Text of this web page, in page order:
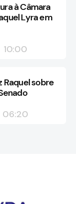
à Câmara
Lyra em
10:00
Raquel sobre
06:20